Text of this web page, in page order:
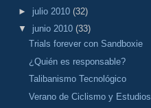
► julio 2010 (32)
▼ junio 2010 (33)
Trials forever con Sandboxie
¿Quién es responsable?
Talibanismo Tecnológico
Verano de Ciclismo y Estudios